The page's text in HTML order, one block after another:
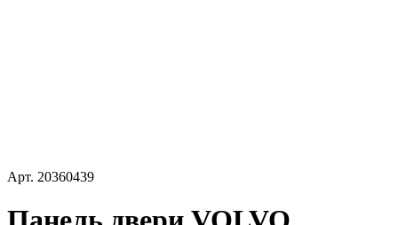
Арт. 20360439